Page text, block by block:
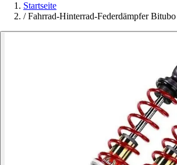
Startseite
/ Fahrrad-Hinterrad-Federdämpfer